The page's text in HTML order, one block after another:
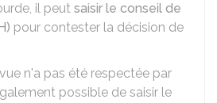
il peut saisir le conseil de
pour contester la décision de
n'a pas été respectée par
possible de saisir le